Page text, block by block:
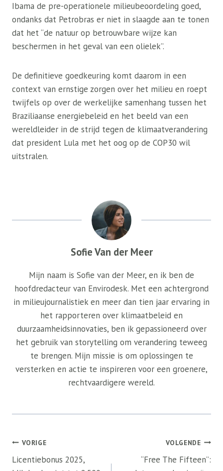
Ibama de pre-operationele milieubeoordeling goed,
ondanks dat Petrobras er niet in slaagde aan te tonen
dat het “de natuur op betrouwbare wijze kan
beschermen in het geval van een olielek”.
De definitieve goedkeuring komt daarom in een
context van ernstige zorgen over het milieu en roept
twijfels op over de werkelijke samenhang tussen het
Braziliaanse energiebeleid en het beeld van een
wereldleider in de strijd tegen de klimaatverandering
dat president Lula met het oog op de COP30 wil
uitstralen.
Sofie Van der Meer
Mijn naam is Sofie van der Meer, en ik ben de
hoofdredacteur van Envirodesk. Met een achtergrond
in milieujournalistiek en meer dan tien jaar ervaring in
het rapporteren over klimaatbeleid en
duurzaamheidsinnovaties, ben ik gepassioneerd over
het gebruik van storytelling om verandering teweeg
te brengen. Mijn missie is om oplossingen te
versterken en actie te inspireren voor een groenere,
rechtvaardigere wereld.
Bericht
navigatie
VORIGE
Licentiebonus 2025,
VOLGENDE
“Free The Fifteen”: